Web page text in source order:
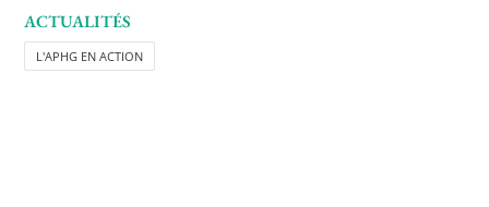
ACTUALITÉS
L'APHG EN ACTION